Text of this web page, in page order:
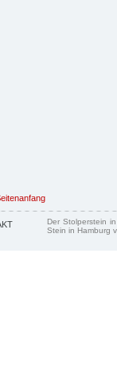
Der Stolperstein
Stein in Hamburg